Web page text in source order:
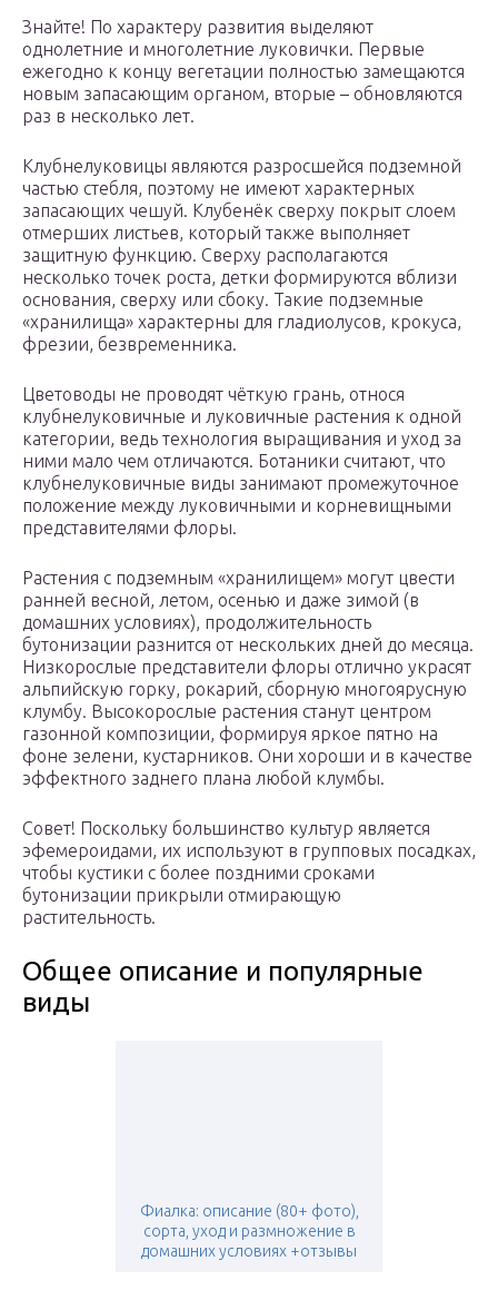
Знайте! По характеру развития выделяют
однолетние и многолетние луковички. Первые
ежегодно к концу вегетации полностью замещаются
новым запасающим органом, вторые – обновляются
раз в несколько лет.
Клубнелуковицы являются разросшейся подземной
частью стебля, поэтому не имеют характерных
запасающих чешуй. Клубенёк сверху покрыт слоем
отмерших листьев, который также выполняет
защитную функцию. Сверху располагаются
несколько точек роста, детки формируются вблизи
основания, сверху или сбоку. Такие подземные
«хранилища» характерны для гладиолусов, крокуса,
фрезии, безвременника.
Цветоводы не проводят чёткую грань, относя
клубнелуковичные и луковичные растения к одной
категории, ведь технология выращивания и уход за
ними мало чем отличаются. Ботаники считают, что
клубнелуковичные виды занимают промежуточное
положение между луковичными и корневищными
представителями флоры.
Растения с подземным «хранилищем» могут цвести
ранней весной, летом, осенью и даже зимой (в
домашних условиях), продолжительность
бутонизации разнится от нескольких дней до месяца.
Низкорослые представители флоры отлично украсят
альпийскую горку, рокарий, сборную многоярусную
клумбу. Высокорослые растения станут центром
газонной композиции, формируя яркое пятно на
фоне зелени, кустарников. Они хороши и в качестве
эффектного заднего плана любой клумбы.
Совет! Поскольку большинство культур является
эфемероидами, их используют в групповых посадках,
чтобы кустики с более поздними сроками
бутонизации прикрыли отмирающую
растительность.
Общее описание и популярные
виды
Фиалка: описание (80+ фото),
сорта, уход и размножение в
домашних условиях +отзывы